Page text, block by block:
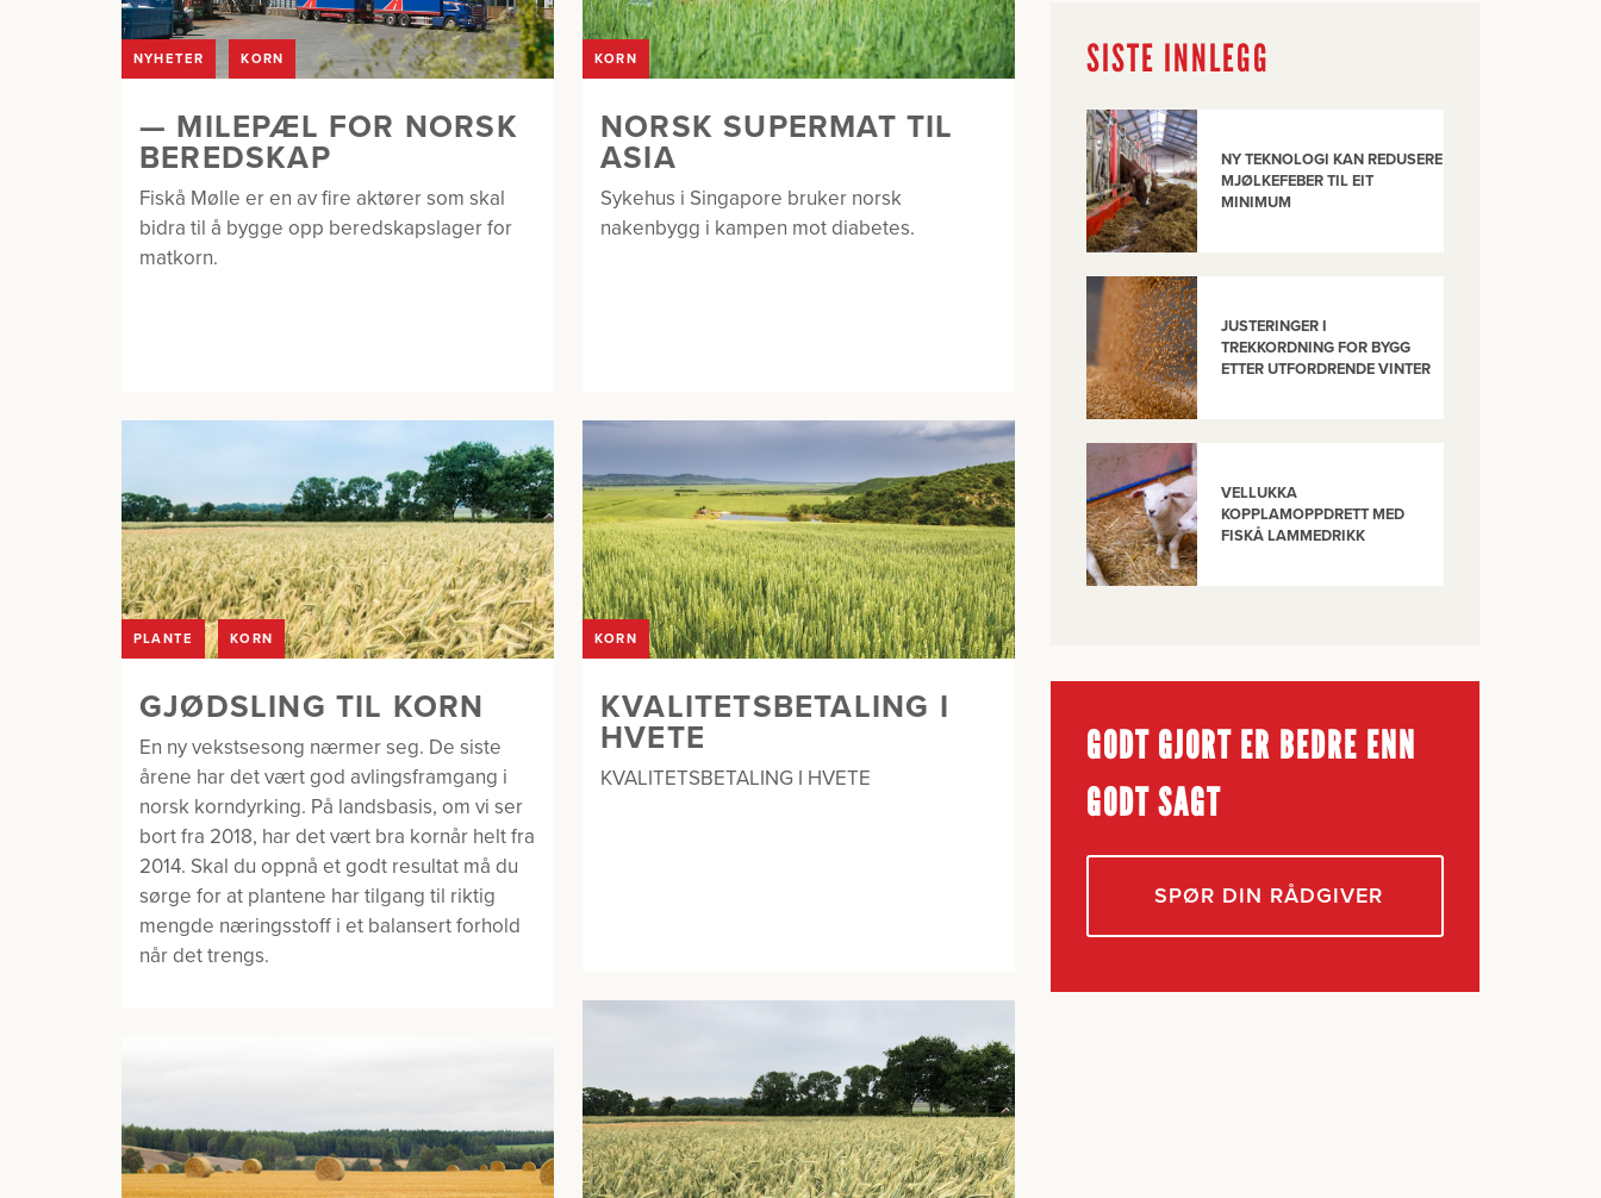
NYHETER KORN
— MILEPÆL FOR NORSK
BEREDSKAP
Fiskå Mølle er en av fire aktører som skal
bidra til å bygge opp beredskapslager for
matkorn.
KORN
NORSK SUPERMAT TIL
ASIA
Sykehus i Singapore bruker norsk
nakenbygg i kampen mot diabetes.
PLANTE KORN
GJØDSLING TIL KORN
En ny vekstsesong nærmer seg. De siste
årene har det vært god avlingsframgang i
norsk korndyrking. På landsbasis, om vi ser
bort fra 2018, har det vært bra kornår helt fra
2014. Skal du oppnå et godt resultat må du
sørge for at plantene har tilgang til riktig
mengde næringsstoff i et balansert forhold
når det trengs.
KORN
KVALITETSBETALING I
HVETE
KVALITETSBETALING I HVETE
SISTE INNLEGG
NY TEKNOLOGI KAN REDUSERE
MJØLKEFEBER TIL EIT
MINIMUM
JUSTERINGER I
TREKKORDNING FOR BYGG
ETTER UTFORDRENDE VINTER
VELLUKKA
KOPPLAMOPPDRETT MED
FISKÅ LAMMEDRIKK
GODT GJORT ER BEDRE ENN
GODT SAGT
SPØR DIN RÅDGIVER